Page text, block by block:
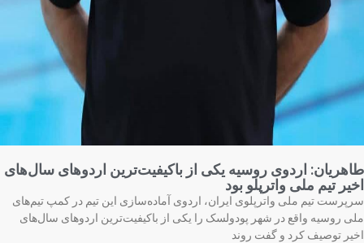
اردوی روسیه یکی از باکیفیت‌ترین اردوهای سال‌های
تیم ملی واترپلو بود
تیم ملی واترپلوی ایران، اردوی آماده‌سازی این تیم در کمپ تیم‌های
روسیه واقع در شهر پودولسک را یکی از باکیفیت‌ترین اردوهای سال‌های
توصیف کرد و گفت روند